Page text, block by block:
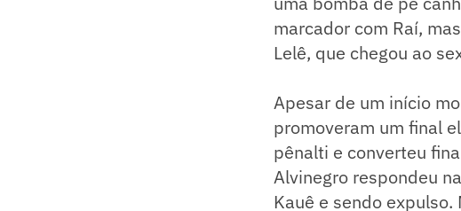
marcador com Raí,
Lelê, que chegou ao
Apesar de um início
promoveram um final
pênalti e converteu
Alvinegro respondeu
Kauê e sendo